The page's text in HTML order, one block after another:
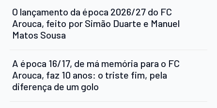
O lançamento da época 2026/27 do FC
Arouca, feito por Simão Duarte e Manuel
Matos Sousa
A época 16/17, de má memória para o FC
Arouca, faz 10 anos: o triste fim, pela
diferença de um golo